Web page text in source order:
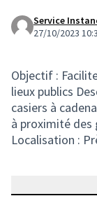
Service
27/10/2023
Objectif :
lieux publics
casiers à
à proximité des
Localisation :